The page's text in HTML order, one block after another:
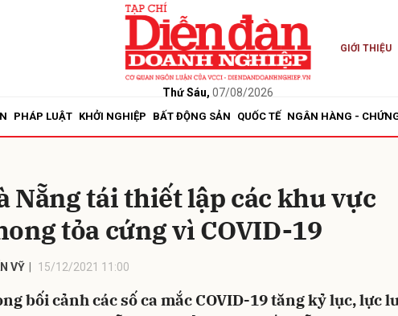
Thứ Sáu, 07/08/2026
GIỚI THIỆU
PHÁP LUẬT KHỞI NGHIỆP BẤT ĐỘNG SẢN QUỐC TẾ NGÂN HÀNG -
Nẵng tái thiết lập các khu vực
tỏa cứng vì COVID-19
VỸ 15/12/2021 11:00
bối cảnh các số ca mắc COVID-19 tăng kỷ lục, lực